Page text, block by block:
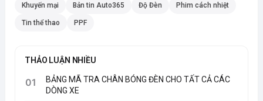
Khuyến mại Bản tin Auto365 Độ Đèn Phim cách nhiệt
Tin thể thao PPF
THẢO LUẬN NHIỀU
01
BẢNG MÃ TRA CHÂN BÓNG ĐÈN CHO TẤT CẢ CÁC
DÒNG XE